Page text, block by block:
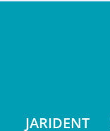
JARIDENT